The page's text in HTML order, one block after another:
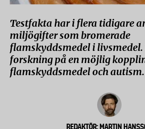
Testfakta har i flera tidigare
miljögifter som bromerade
flamskyddsmedel i
forskning på en möjlig
flamskyddsmedel och autism.
REDAKTÖR: MARTIN